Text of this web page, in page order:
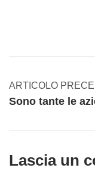
ARTICOLO
Lascia un